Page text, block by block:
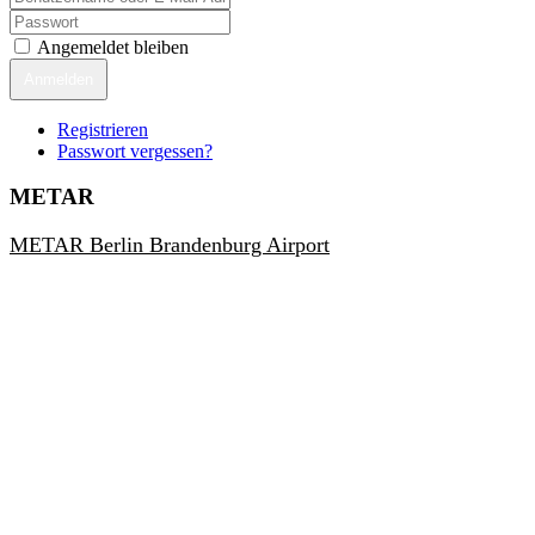
Angemeldet bleiben
Registrieren
Passwort vergessen?
METAR
METAR Berlin Brandenburg Airport